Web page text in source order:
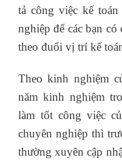
tả công việc kế
nghiệp để các bạn
theo đuổi vị trí kế
Theo kinh nghiệm
năm kinh nghiệm
làm tốt công việc
chuyên nghiệp thì
thường xuyên cập